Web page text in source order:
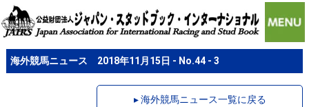
海外競馬ニュース 2018年11月15日 - No.44 - 3
▸ 海外競馬ニュース一覧に戻る